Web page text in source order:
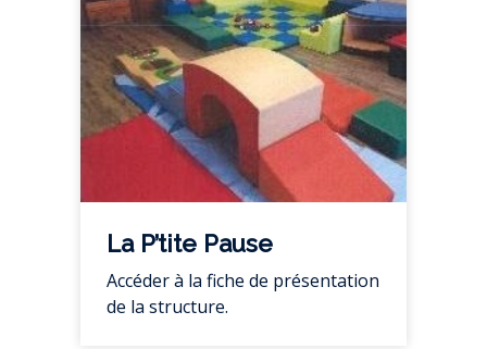
La P’tite Pause
Accéder à la fiche de présentation
de la structure.